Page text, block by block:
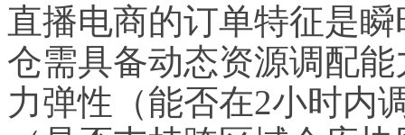
直播电商的订单特征是
仓需具备动态资源调配
力弹性（能否在2小时内